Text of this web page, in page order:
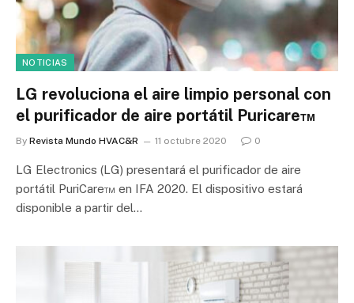
NOTICIAS
LG revoluciona el aire limpio personal con
el purificador de aire portátil Puricare™
By Revista Mundo HVAC&R 11 octubre 2020 0
LG Electronics (LG) presentará el purificador de aire
portátil PuriCare™ en IFA 2020. El dispositivo estará
disponible a partir del…